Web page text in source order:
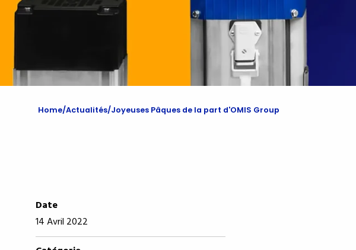
Home Actualités Joyeuses Pâques de la part d'OMIS Group
Date
14 Avril 2022